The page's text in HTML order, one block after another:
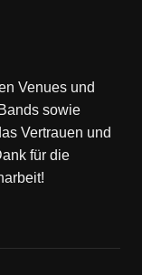
Venues und
sowie
Vertrauen und
für die